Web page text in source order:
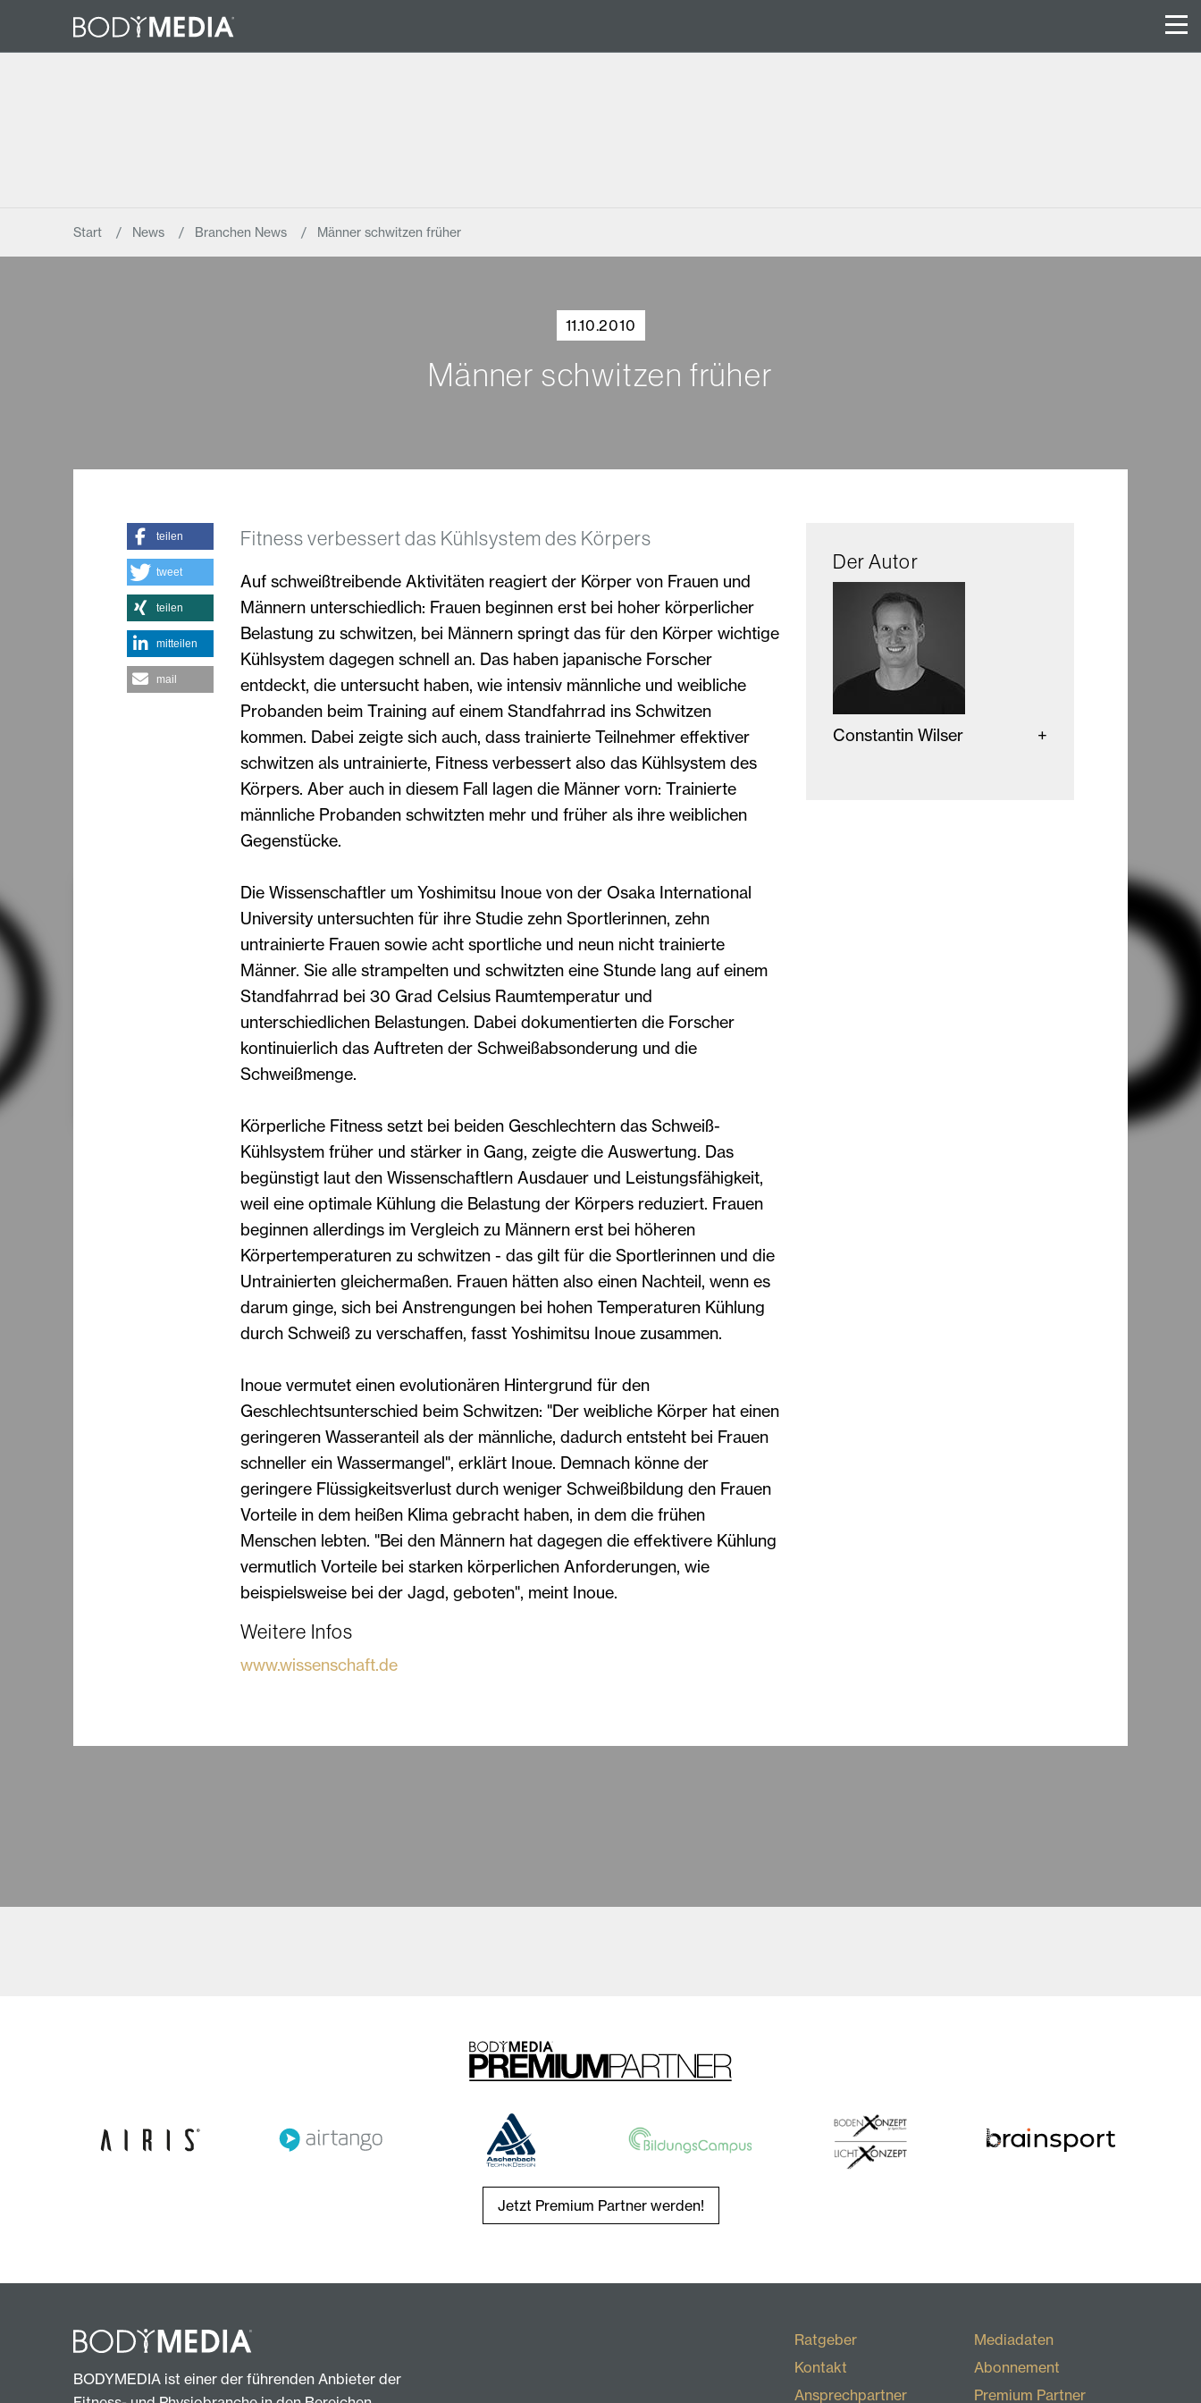
Start News Branchen News Männer schwitzen früher
11.10.2010
Männer schwitzen früher
Fitness verbessert das Kühlsystem des Körpers
Auf schweißtreibende Aktivitäten reagiert der Körper von Frauen und
Männern unterschiedlich: Frauen beginnen erst bei hoher körperlicher
Belastung zu schwitzen, bei Männern springt das für den Körper wichtige
Kühlsystem dagegen schnell an. Das haben japanische Forscher
entdeckt, die untersucht haben, wie intensiv männliche und weibliche
Probanden beim Training auf einem Standfahrrad ins Schwitzen
kommen. Dabei zeigte sich auch, dass trainierte Teilnehmer effektiver
schwitzen als untrainierte, Fitness verbessert also das Kühlsystem des
Körpers. Aber auch in diesem Fall lagen die Männer vorn: Trainierte
männliche Probanden schwitzten mehr und früher als ihre weiblichen
Gegenstücke.
Die Wissenschaftler um Yoshimitsu Inoue von der Osaka International
University untersuchten für ihre Studie zehn Sportlerinnen, zehn
untrainierte Frauen sowie acht sportliche und neun nicht trainierte
Männer. Sie alle strampelten und schwitzten eine Stunde lang auf einem
Standfahrrad bei 30 Grad Celsius Raumtemperatur und
unterschiedlichen Belastungen. Dabei dokumentierten die Forscher
kontinuierlich das Auftreten der Schweißabsonderung und die
Schweißmenge.
Körperliche Fitness setzt bei beiden Geschlechtern das Schweiß-
Kühlsystem früher und stärker in Gang, zeigte die Auswertung. Das
begünstigt laut den Wissenschaftlern Ausdauer und Leistungsfähigkeit,
weil eine optimale Kühlung die Belastung der Körpers reduziert. Frauen
beginnen allerdings im Vergleich zu Männern erst bei höheren
Körpertemperaturen zu schwitzen - das gilt für die Sportlerinnen und die
Untrainierten gleichermaßen. Frauen hätten also einen Nachteil, wenn es
darum ginge, sich bei Anstrengungen bei hohen Temperaturen Kühlung
durch Schweiß zu verschaffen, fasst Yoshimitsu Inoue zusammen.
Inoue vermutet einen evolutionären Hintergrund für den
Geschlechtsunterschied beim Schwitzen: "Der weibliche Körper hat einen
geringeren Wasseranteil als der männliche, dadurch entsteht bei Frauen
schneller ein Wassermangel", erklärt Inoue. Demnach könne der
geringere Flüssigkeitsverlust durch weniger Schweißbildung den Frauen
Vorteile in dem heißen Klima gebracht haben, in dem die frühen
Menschen lebten. "Bei den Männern hat dagegen die effektivere Kühlung
vermutlich Vorteile bei starken körperlichen Anforderungen, wie
beispielsweise bei der Jagd, geboten", meint Inoue.
Weitere Infos
www.wissenschaft.de
teilen
tweet
teilen
mitteilen
mail
Der Autor
Constantin Wilser
Jetzt Premium Partner werden!
BODYMEDIA ist einer der führenden Anbieter der
Ratgeber
Kontakt
Ansprechpartner
Mediadaten
Abonnement
Premium Partner